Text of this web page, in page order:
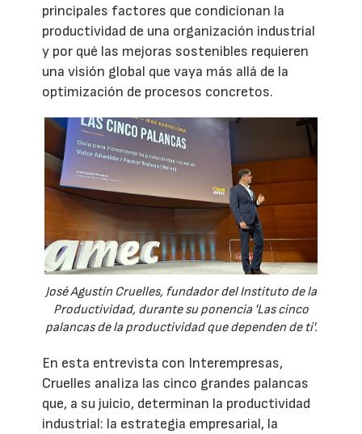
principales factores que condicionan la
productividad de una organización industrial
y por qué las mejoras sostenibles requieren
una visión global que vaya más allá de la
optimización de procesos concretos.
José Agustín Cruelles, fundador del Instituto de la
Productividad, durante su ponencia 'Las cinco
palancas de la productividad que dependen de ti'.
En esta entrevista con Interempresas,
Cruelles analiza las cinco grandes palancas
que, a su juicio, determinan la productividad
industrial: la estrategia empresarial, la